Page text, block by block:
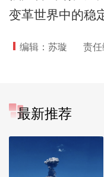
变革世界中的稳
编辑：苏璇 责任
最新推荐